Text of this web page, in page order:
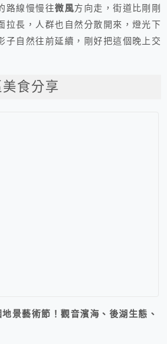
路線慢慢往微風方向走，街道比剛剛
拉長，人群也自然分散開來，燈光下
子自然往前延續，剛好把這個晚上交
食分享
景藝術節！觀音濱海、後湖生態、